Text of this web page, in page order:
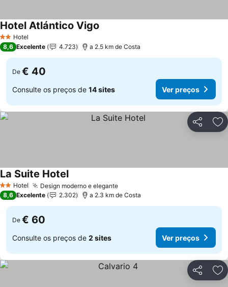
2 Estrelas
Hotel
Hotel Atlántico Vigo
8,6 Excelente 4.723 a 2.5 km de Costa
De € 40
Consulte os preços de 14 sites Ver preços
Partilhar
2 Estrelas
Hotel Design moderno e elegante
La Suite Hotel
8,6 Excelente 2.302 a 2.3 km de Costa
De € 60
Consulte os preços de 2 sites Ver preços
Partilhar